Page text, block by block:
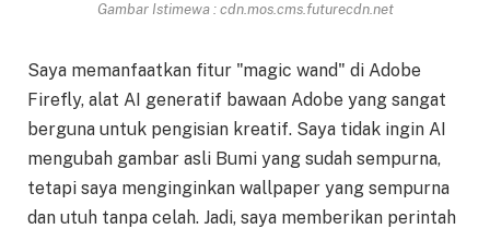
Gambar Istimewa : cdn.mos.cms.futurecdn.net
Saya memanfaatkan fitur "magic wand" di Adobe
Firefly, alat AI generatif bawaan Adobe yang sangat
berguna untuk pengisian kreatif. Saya tidak ingin AI
mengubah gambar asli Bumi yang sudah sempurna,
tetapi saya menginginkan wallpaper yang sempurna
dan utuh tanpa celah. Jadi, saya memberikan perintah